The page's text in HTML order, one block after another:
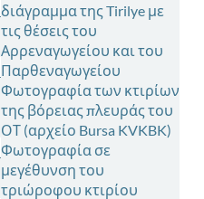
διάγραμμα της Tirilye με
τις θέσεις του
Αρρεναγωγείου και του
Παρθεναγωγείου
Φωτογραφία των κτιρίων
της βόρειας πλευράς του
ΟΤ (αρχείο Bursa KVKBK)
Φωτογραφία σε
μεγέθυνση του
τριώροφου κτιρίου